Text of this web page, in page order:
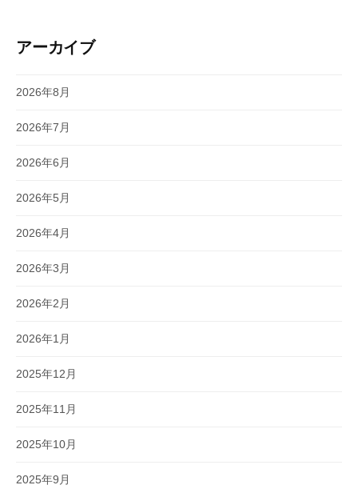
アーカイブ
2026年8月
2026年7月
2026年6月
2026年5月
2026年4月
2026年3月
2026年2月
2026年1月
2025年12月
2025年11月
2025年10月
2025年9月